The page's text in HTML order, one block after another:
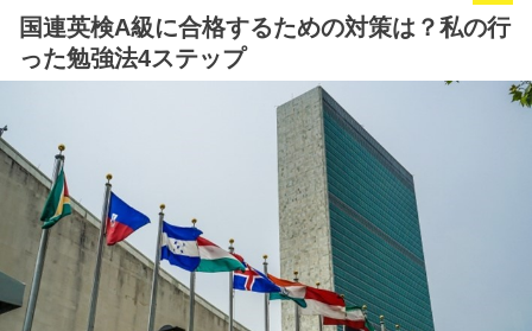
国連英検A級に合格するための対策は？私の行
った勉強法4ステップ